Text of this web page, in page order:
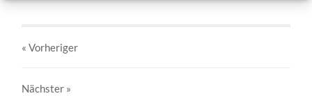
« Vorheriger
Nächster »